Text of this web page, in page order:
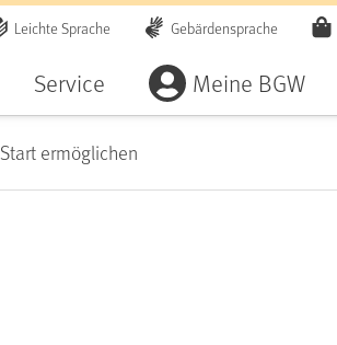
Leichte Sprache Gebärdensprache
Service Meine BGW
ermöglichen